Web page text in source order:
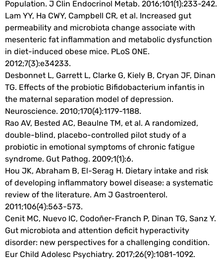
Population. J Clin Endocrinol Metab. 2016;101(1):233-242.
Lam YY, Ha CWY, Campbell CR, et al. Increased gut
permeability and microbiota change associate with
mesenteric fat inflammation and metabolic dysfunction
in diet-induced obese mice. PLoS ONE.
2012;7(3):e34233.
Desbonnet L, Garrett L, Clarke G, Kiely B, Cryan JF, Dinan
TG. Effects of the probiotic Bifidobacterium infantis in
the maternal separation model of depression.
Neuroscience. 2010;170(4):1179-1188.
Rao AV, Bested AC, Beaulne TM, et al. A randomized,
double-blind, placebo-controlled pilot study of a
probiotic in emotional symptoms of chronic fatigue
syndrome. Gut Pathog. 2009;1(1):6.
Hou JK, Abraham B, El-Serag H. Dietary intake and risk
of developing inflammatory bowel disease: a systematic
review of the literature. Am J Gastroenterol.
2011;106(4):563-573.
Cenit MC, Nuevo IC, Codoñer-Franch P, Dinan TG, Sanz Y.
Gut microbiota and attention deficit hyperactivity
disorder: new perspectives for a challenging condition.
Eur Child Adolesc Psychiatry. 2017;26(9):1081-1092.